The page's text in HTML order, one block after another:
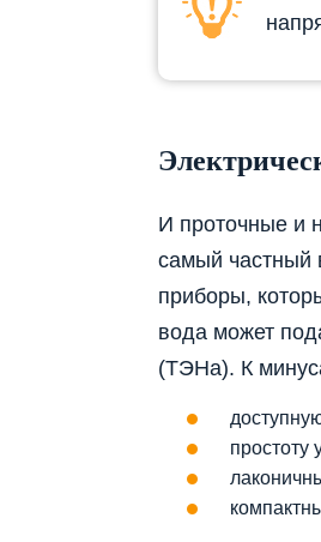
И проточные и
самый частный
приборы,
вода может
(ТЭНа). К
простоту